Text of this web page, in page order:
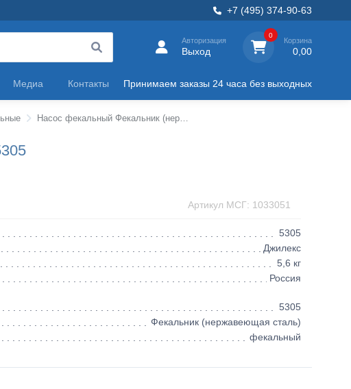
+7 (495) 374-90-63
Авторизация
Выход
0
Корзина
0,00
Медиа Контакты Принимаем заказы 24 часа без выходных
Насос фекальный Фекальник (нержавеющая сталь) Джилекс
Артикул МСГ: 1033051
5305
Джилекс
5,6 кг
Россия
5305
Фекальник (нержавеющая сталь)
фекальный